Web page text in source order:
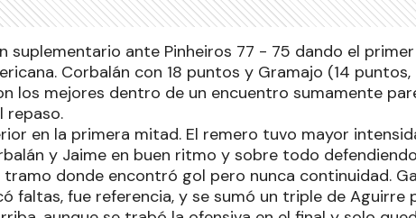
suplementario ante Pinheiros 77 - 75 dando el
Corbalán con 18 puntos y Gramajo (14
los mejores dentro de un encuentro sumamente
repaso.
en la primera mitad. El remero tuvo mayor
y Jaime en buen ritmo y sobre todo
tramo donde encontró gol pero nunca continuidad.
faltas, fue referencia, y se sumó un triple de Aguirre